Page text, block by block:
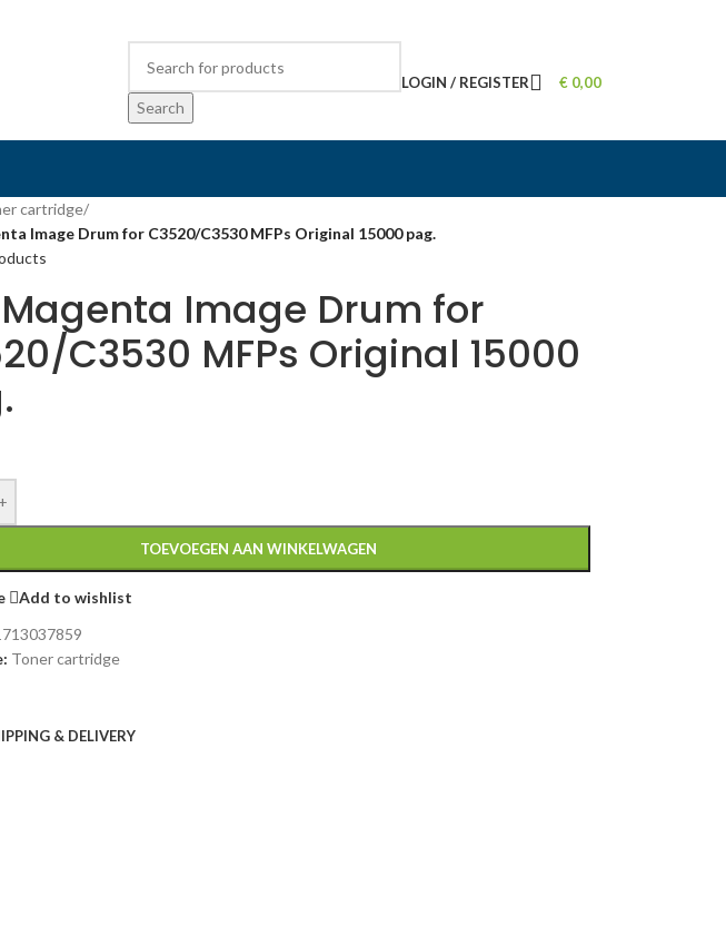
Search
LOGIN / REGISTER € 0,00
cartridge/
Image Drum for C3520/C3530 MFPs Original 15000 pag.
Magenta Image Drum for
C3530 MFPs Original 15000
+
TOEVOEGEN AAN WINKELWAGEN
Add to wishlist
Toner cartridge
& DELIVERY